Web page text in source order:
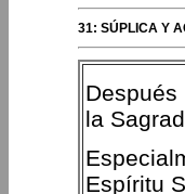
31: SÚPLICA Y
la
Espíritu